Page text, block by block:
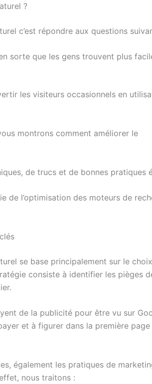
?
c’est répondre aux questions
sorte que les gens trouvent plus
les visiteurs occasionnels en
montrons comment améliorer le
de trucs et de bonnes pratiques
de l’optimisation des moteurs de
se base principalement sur le
consiste à identifier les pièges
de la publicité pour être vu sur
et à figurer dans la première page
également les pratiques de
nous traitons :